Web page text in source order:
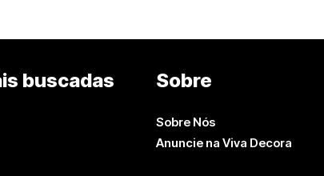
buscadas Sobre
Sobre Nós
Anuncie na Viva Decora